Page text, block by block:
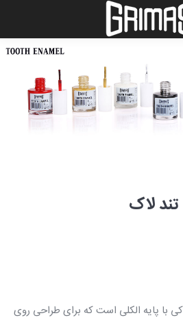
تند لاک
با پایه الکلی است که برای طراحی روی